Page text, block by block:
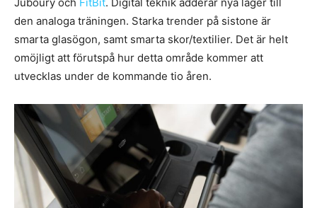
Juboury och FitBit. Digital teknik adderar nya lager till
den analoga träningen. Starka trender på sistone är
smarta glasögon, samt smarta skor/textilier. Det är helt
omöjligt att förutspå hur detta område kommer att
utvecklas under de kommande tio åren.